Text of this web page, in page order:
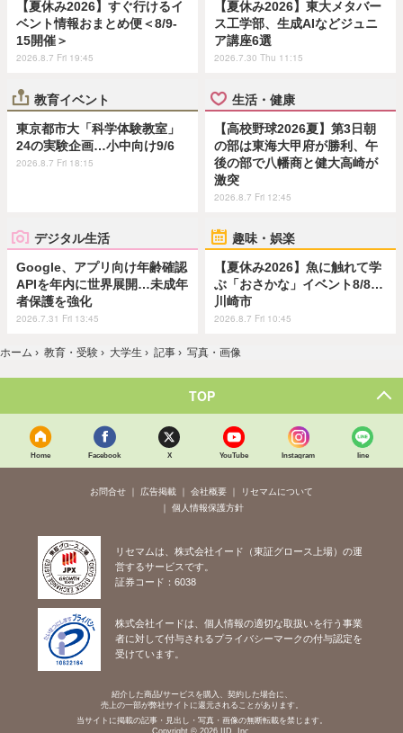
【夏休み2026】すぐ行けるイ
ベント情報おまとめ便＜8/9-
15開催＞
2026.8.7 Fri 19:45
【夏休み2026】東大メタバー
ス工学部、生成AIなどジュニ
ア講座6選
2026.7.30 Thu 11:15
教育イベント
東京都市大「科学体験教室」
24の実験企画…小中向け9/6
2026.8.7 Fri 18:15
生活・健康
【高校野球2026夏】第3日朝
の部は東海大甲府が勝利、午
後の部で八幡商と健大高崎が
激突
2026.8.7 Fri 12:45
デジタル生活
Google、アプリ向け年齢確認
APIを年内に世界展開…未成年
者保護を強化
2026.7.31 Fri 13:45
趣味・娯楽
【夏休み2026】魚に触れて学
ぶ「おさかな」イベント8/8…
川崎市
2026.8.7 Fri 10:45
ホーム › 教育・受験 › 大学生 › 記事 › 写真・画像
TOP
Home Facebook X YouTube Instagram line
お問合せ 広告掲載 会社概要
リセマムについて
個人情報保護方針
リセマムは、株式会社イード（東証グロース上場）の運
営するサービスです。
証券コード：6038
株式会社イードは、個人情報の適切な取扱いを行う事業
者に対して付与されるプライバシーマークの付与認定を
受けています。
紹介した商品/サービスを購入、契約した場合に、
売上の一部が弊社サイトに還元されることがあります。
当サイトに掲載の記事・見出し・写真・画像の無断転載を禁じます。
Copyright © 2026 IID, Inc.